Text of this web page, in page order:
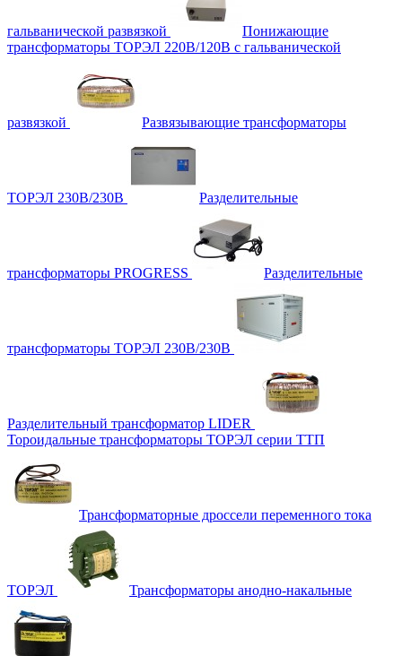
гальванической развязкой
Понижающие
трансформаторы ТОРЭЛ 220В/120В с гальванической
развязкой Развязывающие трансформаторы
ТОРЭЛ 230В/230В Разделительные
трансформаторы PROGRESS Разделительные
трансформаторы ТОРЭЛ 230В/230В
Разделительный трансформатор LIDER
Тороидальные трансформаторы ТОРЭЛ серии ТТП
Трансформаторные дроссели переменного тока
ТОРЭЛ Трансформаторы анодно-накальные